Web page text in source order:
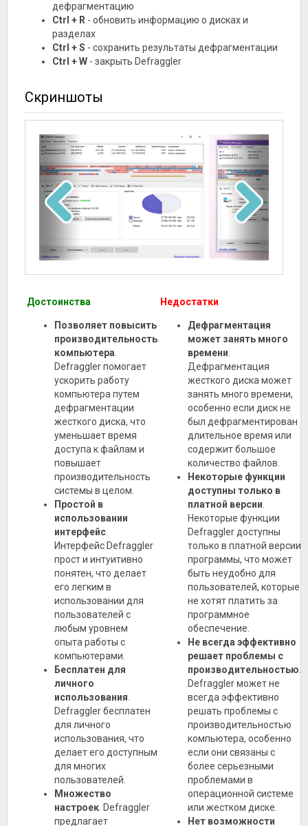
дефрагментацию
Ctrl + R - обновить информацию о дисках и
разделах
Ctrl + S - сохранить результаты дефрагментации
Ctrl + W - закрыть Defraggler
Скриншоты
Достоинства
Позволяет повысить
производительность
компьютера
Defraggler помогает
ускорить работу
компьютера путем
дефрагментации
жесткого диска, что
уменьшает время
доступа к файлам и
повышает
производительность
системы в целом.
Простой в
использовании
интерфейс
Интерфейс Defraggler
прост и интуитивно
понятен, что делает
его легким в
использовании для
пользователей с
любым уровнем
опыта работы с
компьютерами.
Бесплатен для
личного
использования
Defraggler бесплатен
для личного
использования, что
делает его доступным
для многих
пользователей.
Множество
настроек . Defraggler
предлагает
Недостатки
Дефрагментация
может занять много
времени
Дефрагментация
жесткого диска может
занять много времени,
особенно если диск не
был дефрагментирован
длительное время или
содержит большое
количество файлов.
Некоторые функции
доступны только в
платной версии
Некоторые функции
Defraggler доступны
только в платной версии
программы, что может
быть неудобно для
пользователей, которые
не хотят платить за
программное
обеспечение.
Не всегда эффективно
решает проблемы с
производительностью
Defraggler может не
всегда эффективно
решать проблемы с
производительностью
компьютера, особенно
если они связаны с
более серьезными
проблемами в
операционной системе
или жестком диске.
Нет возможности